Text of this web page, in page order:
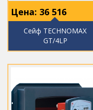
Цена: 36 516
Сейф TECHNOMAX
GT/4LP